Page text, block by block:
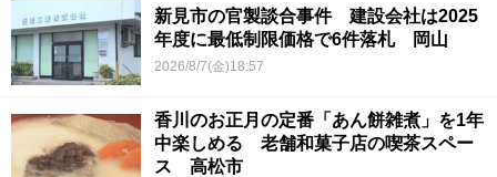
新見市の官製談合事件 建設会社は2025
年度に最低制限価格で6件落札 岡山
2026/8/7(金)18:57
香川のお正月の定番「あん餅雑煮」を1年
中楽しめる 老舗和菓子店の喫茶スペー
ス 高松市